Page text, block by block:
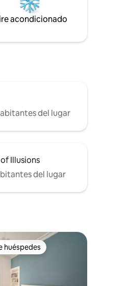
alegres”. Esperamos
el Temple ofrezca
sea fiel a esta visión.
acondicionado
del lugar
Illusions
del lugar
huéspedes más destacados
huéspedes